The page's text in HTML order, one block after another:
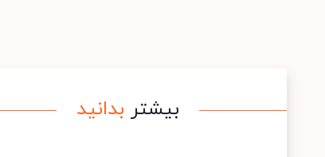
بیشتر بدانید